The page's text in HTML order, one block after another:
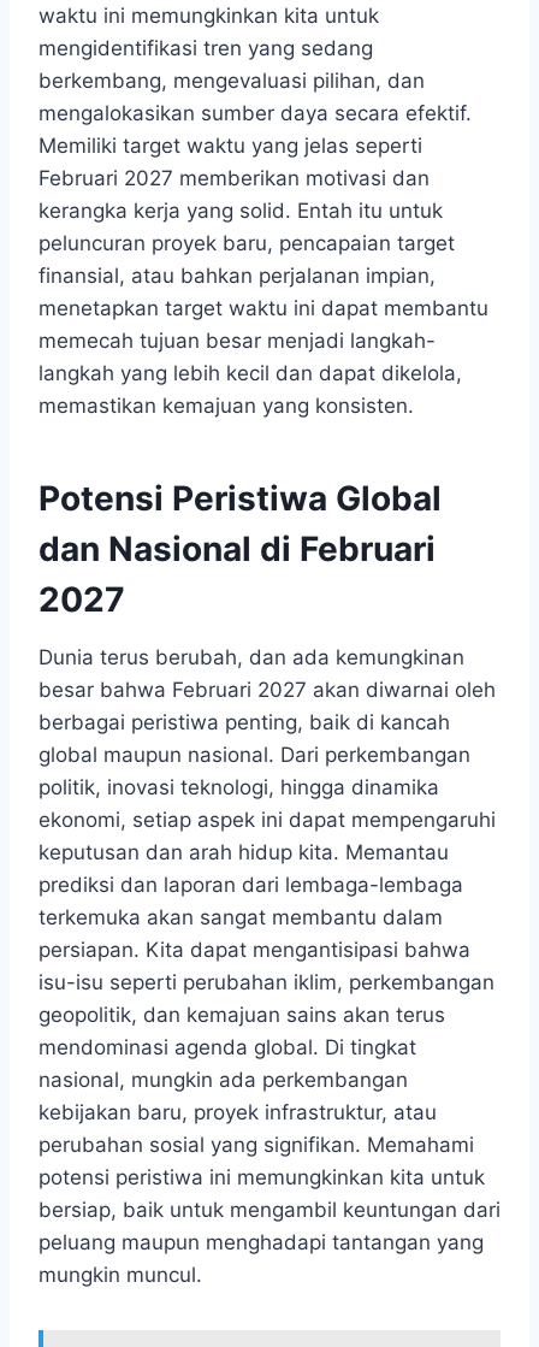
waktu ini memungkinkan kita untuk
mengidentifikasi tren yang sedang
berkembang, mengevaluasi pilihan, dan
mengalokasikan sumber daya secara efektif.
Memiliki target waktu yang jelas seperti
Februari 2027 memberikan motivasi dan
kerangka kerja yang solid. Entah itu untuk
peluncuran proyek baru, pencapaian target
finansial, atau bahkan perjalanan impian,
menetapkan target waktu ini dapat membantu
memecah tujuan besar menjadi langkah-
langkah yang lebih kecil dan dapat dikelola,
memastikan kemajuan yang konsisten.
Potensi Peristiwa Global
dan Nasional di Februari
2027
Dunia terus berubah, dan ada kemungkinan
besar bahwa Februari 2027 akan diwarnai oleh
berbagai peristiwa penting, baik di kancah
global maupun nasional. Dari perkembangan
politik, inovasi teknologi, hingga dinamika
ekonomi, setiap aspek ini dapat mempengaruhi
keputusan dan arah hidup kita. Memantau
prediksi dan laporan dari lembaga-lembaga
terkemuka akan sangat membantu dalam
persiapan. Kita dapat mengantisipasi bahwa
isu-isu seperti perubahan iklim, perkembangan
geopolitik, dan kemajuan sains akan terus
mendominasi agenda global. Di tingkat
nasional, mungkin ada perkembangan
kebijakan baru, proyek infrastruktur, atau
perubahan sosial yang signifikan. Memahami
potensi peristiwa ini memungkinkan kita untuk
bersiap, baik untuk mengambil keuntungan dari
peluang maupun menghadapi tantangan yang
mungkin muncul.